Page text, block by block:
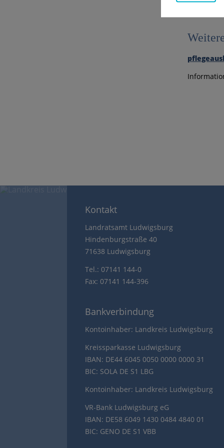
Kontakt
Landratsamt Ludwigsburg
Hindenburgstraße 40
71638 Ludwigsburg
Tel.: 07141 144-0
Fax: 07141 144-396
Bankverbindung
Kontoinhaber: Landkreis Ludwigsburg
Kreissparkasse Ludwigsburg
IBAN: DE44 6045 0050 0000 0000 31
BIC: SOLA DE S1 LBG
Kontoinhaber: Landkreis Ludwigsburg
VR-Bank Ludwigsburg eG
IBAN: DE58 6049 1430 0484 4840 01
BIC: GENO DE S1 VBB